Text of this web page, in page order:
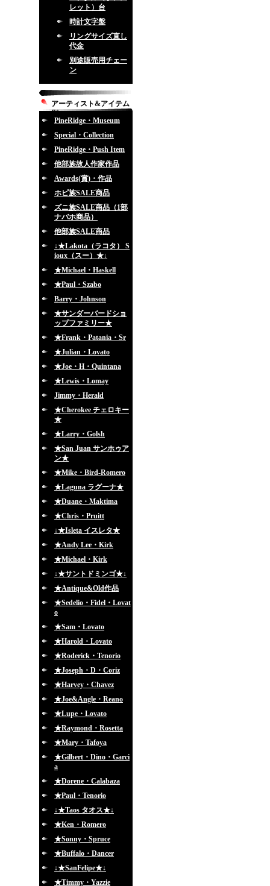
レット）台
時計文字盤
リングサイズ直し
代金
別途販売用チェー
ン
アーティスト&アイテム
別
PineRidge・Museum
Special・Collection
PineRidge・Push Item
他部族故人作家作品
Awards(賞)・作品
ホピ族SALE商品
ズニ族SALE商品（1部
ナバホ商品）
他部族SALE商品
↓★Lakota（ラコタ） S
ioux（スー）★↓
★Michael・Haskell
★Paul・Szabo
Barry・Johnson
★サンダーバードショ
ップファミリー★
★Frank・Patania・Sr
★Julian・Lovato
★Joe・H・Quintana
★Lewis・Lomay
Jimmy・Herald
★Cherokee チェロキー
★
★Larry・Golsh
★San Juan サンホゥア
ン★
★Mike・Bird-Romero
★Laguna ラグーナ★
★Duane・Maktima
★Chris・Pruitt
↓★Isleta イスレタ★
★Andy Lee・Kirk
★Michael・Kirk
↓★サントドミンゴ★↓
★Antique&Old作品
★Sedelio・Fidel・Lovat
o
★Sam・Lovato
★Harold・Lovato
★Roderick・Tenorio
★Joseph・D・Coriz
★Harvey・Chavez
★Joe&Angle・Reano
★Lupe・Lovato
★Raymond・Rosetta
★Mary・Tafoya
★Gilbert・Dino・Garci
a
★Dorene・Calabaza
★Paul・Tenorio
↓★Taos タオス★↓
★Ken・Romero
★Sonny・Spruce
★Buffalo・Dancer
↓★SanFelipe★↓
★Timmy・Yazzie